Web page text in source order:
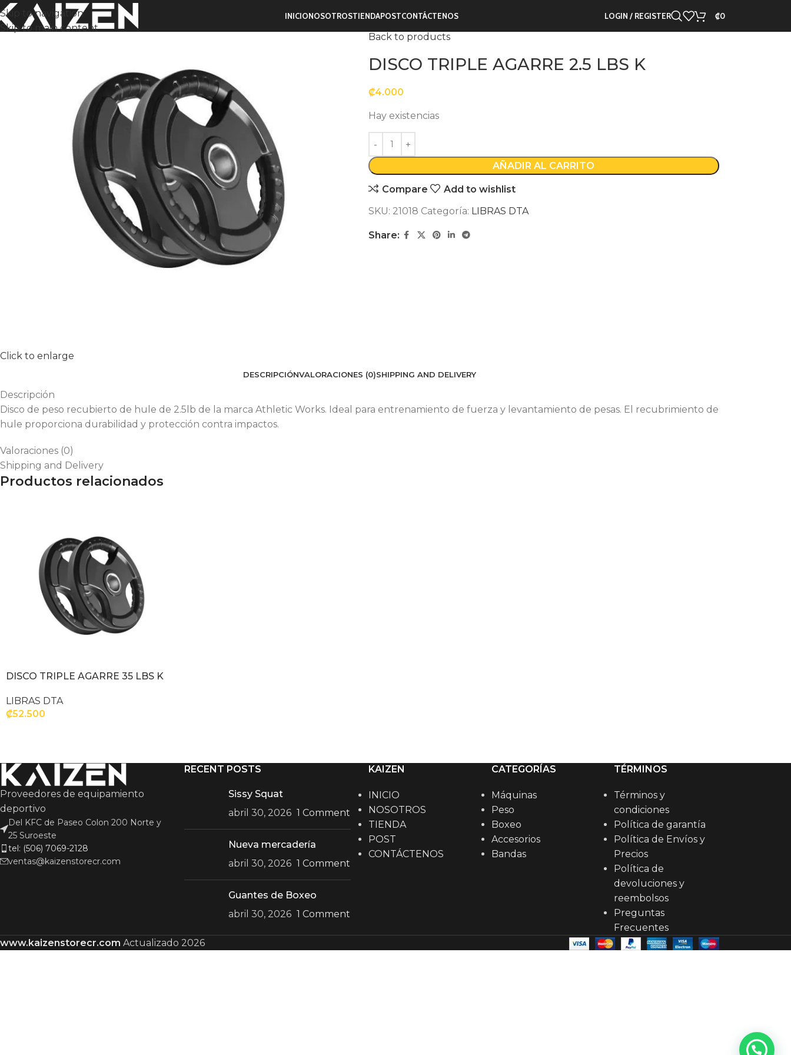
Skip to navigation
Skip to main content
INICIONOSOTROSTIENDAPOSTCONTÁCTENOS LOGIN / REGISTER ₡0
Click to enlarge
DISCO TRIPLE AGARRE 2.5 LBS K
Back to products
DISCO TRIPLE AGARRE 2.5 LBS K
₡4.000
Hay existencias
AÑADIR AL CARRITO
Compare
Add to wishlist
SKU: 21018 Categoría: LIBRAS DTA
Share:
DESCRIPCIÓNVALORACIONES (0)SHIPPING AND DELIVERY
Descripción
Disco de peso recubierto de hule de 2.5lb de la marca Athletic Works. Ideal para entrenamiento de fuerza y levantamiento de pesas. El recubrimiento de
hule proporciona durabilidad y protección contra impactos.
Valoraciones (0)
Shipping and Delivery
Productos relacionados
DISCO TRIPLE AGARRE 35 LBS K
LIBRAS DTA
₡52.500
Proveedores de equipamiento
deportivo
Del KFC de Paseo Colon 200 Norte y
25 Suroeste
tel: (506) 7069-2128
ventas@kaizenstorecr.com
RECENT POSTS
Sissy Squat
abril 30, 2026 1 Comment
Nueva mercadería
abril 30, 2026 1 Comment
Guantes de Boxeo
abril 30, 2026 1 Comment
KAIZEN
INICIO
NOSOTROS
TIENDA
POST
CONTÁCTENOS
CATEGORÍAS
Máquinas
Peso
Boxeo
Accesorios
Bandas
TÉRMINOS
Términos y
condiciones
Política de garantía
Política de Envíos y
Precios
Política de
devoluciones y
reembolsos
Preguntas
Frecuentes
www.kaizenstorecr.com Actualizado 2026